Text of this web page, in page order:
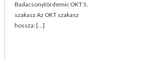
Badacsonytördemic OKT 5.
szakasz Az OKT szakasz
hossza: […]